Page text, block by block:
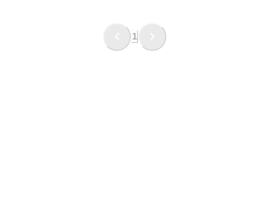
年末年始休暇
転勤なし 土日休み
1